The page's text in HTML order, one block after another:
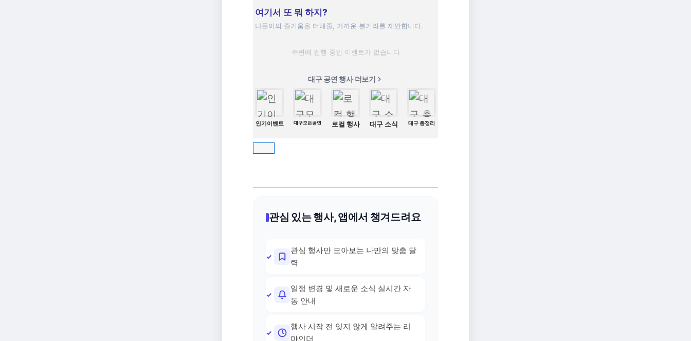
여기서 또 뭐 하지?
나들이의 즐거움을 더해줄, 가까운 볼거리를 제안합니다.
주변에 진행 중인 이벤트가 없습니다
대구 공연 행사 더보기
인기이벤트 대구모든공연 로컬 행사 대구 소식 대구 총정리
관심 있는 행사, 앱에서 챙겨드려요
관심 행사만 모아보는 나만의 맞춤 달
력
일정 변경 및 새로운 소식 실시간 자
동 안내
행사 시작 전 잊지 않게 알려주는 리
마인더